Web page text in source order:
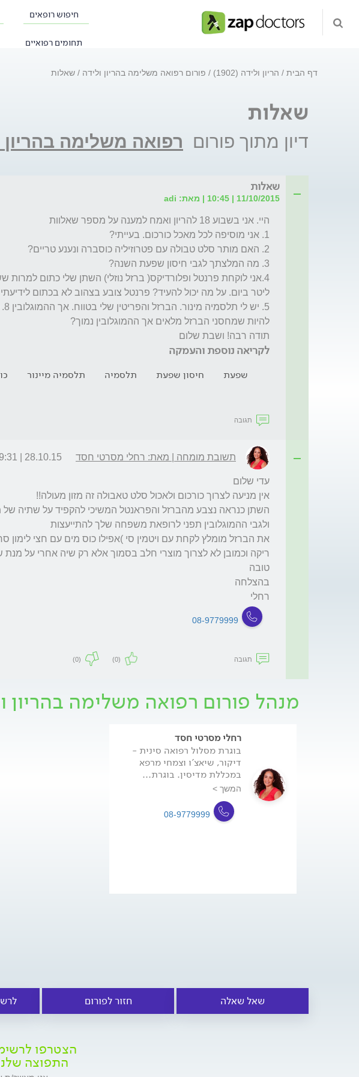
חיפוש רופאים
תחומים רפואיים
דף הבית הריון ולידה (1902) פורום רפואה משלימה בהריון ולידה שאלות
שאלות
דיון מתוך פורום רפואה משלימה בהריון
שאלות
11/10/2015 | 10:45 | מאת: adi
תודה רבה! ושבת שלום
לקריאה נוספת והעמקה
שפעת חיסון שפעת תלסמיה תלסמיה מיינור
תגובה
תשובת מומחה | מאת: רחלי מסרטי חסד 28.10.15 | 09:31
רחלי
08-9779999
תגובה (0)
(0)
מנהל פורום רפואה משלימה בהריון
רחלי מסרטי חסד
בוגרת מסלול רפואה סינית -
דיקור, שיאצ'ו וצמחי מרפא
במכללת מדיסין. בוגרת...
המשך >
08-9779999
שאל שאלה חזור לפורום
הצטרפו
התפוצה